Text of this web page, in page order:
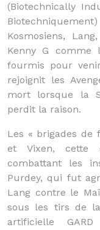
(Biotechnically
Kosmosiens,
Kenny G comme
fourmis pour
rejoignit les
mort lorsque la
perdit la raison.
Les « brigades de
et Vixen, cette
combattant les
Purdey, qui fut
Lang contre le
sous les tirs de
artificielle